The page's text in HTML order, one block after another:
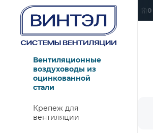
ОФИС
Вентиляционные
воздуховоды из
оцинкованной
стали
Крепеж для
вентиляции